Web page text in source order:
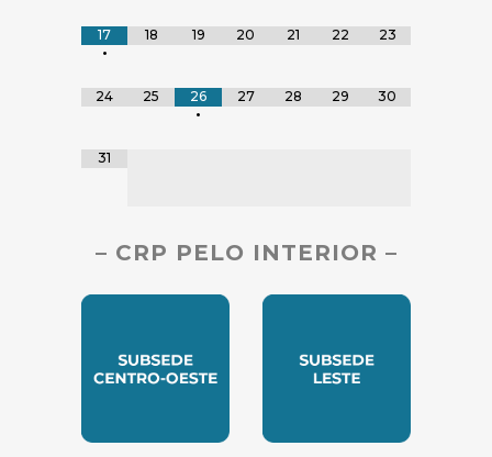
17
•
18 19 20 21 22 23
24 25
26
•
27 28 29 30
31
– CRP PELO INTERIOR –